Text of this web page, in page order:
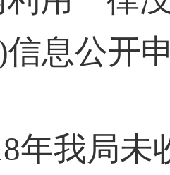
信息公开
年我局未